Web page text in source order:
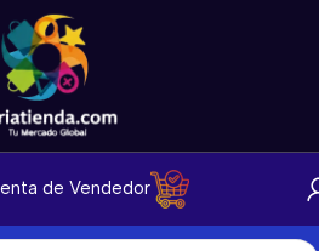
de Vendedor